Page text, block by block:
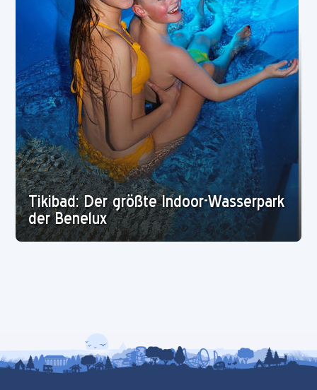
Tikibad: Der größte Indoor-Wasserpark
der Benelux